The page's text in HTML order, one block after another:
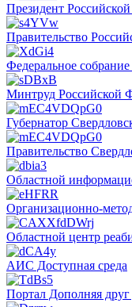
Президент
Правительство
Федеральное
Минтруд Российской
Губернатор
Правительство
Областной
Организационно-
Областной центр
АИС Доступная среда
Портал Дополняя друг